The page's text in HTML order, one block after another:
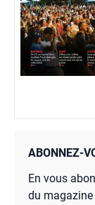
ABONNEZ-
En vous
du magazine